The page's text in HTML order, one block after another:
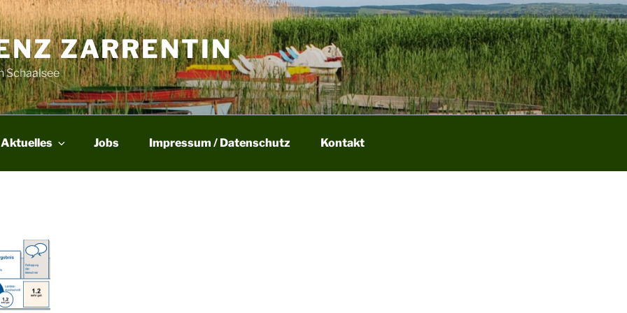
ZARRENTIN
Schaalsee
Aktuelles Jobs Impressum / Datenschutz Kontakt